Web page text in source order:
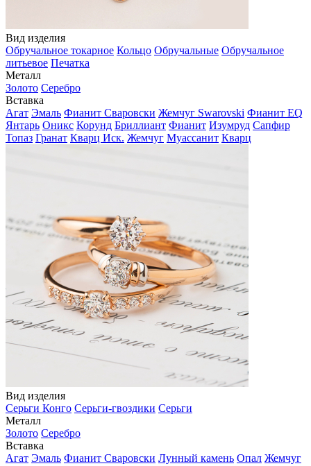
Вид изделия
Обручальное токарное Кольцо Обручальные Обручальное
литьевое Печатка
Металл
Золото Серебро
Вставка
Агат Эмаль Фианит Сваровски Жемчуг Swarovski Фианит EQ
Янтарь Оникс Корунд Бриллиант Фианит Изумруд Сапфир
Топаз Гранат Кварц Иск. Жемчуг Муассанит Кварц
Вид изделия
Серьги Конго Серьги-гвоздики Серьги
Металл
Золото Серебро
Вставка
Агат Эмаль Фианит Сваровски Лунный камень Опал Жемчуг